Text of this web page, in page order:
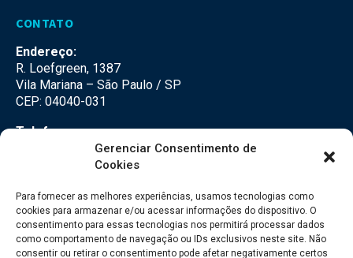
Gerenciar Consentimento de
Cookies
Para fornecer as melhores experiências, usamos tecnologias como
cookies para armazenar e/ou acessar informações do dispositivo. O
consentimento para essas tecnologias nos permitirá processar dados
como comportamento de navegação ou IDs exclusivos neste site. Não
consentir ou retirar o consentimento pode afetar negativamente certos
CONTATO
Endereço:
R. Loefgreen, 1387
Vila Mariana – São Paulo / SP
CEP: 04040-031
Telefone:
(11) 3500-3500
falecom@seteco.com.br
Redes Sociais